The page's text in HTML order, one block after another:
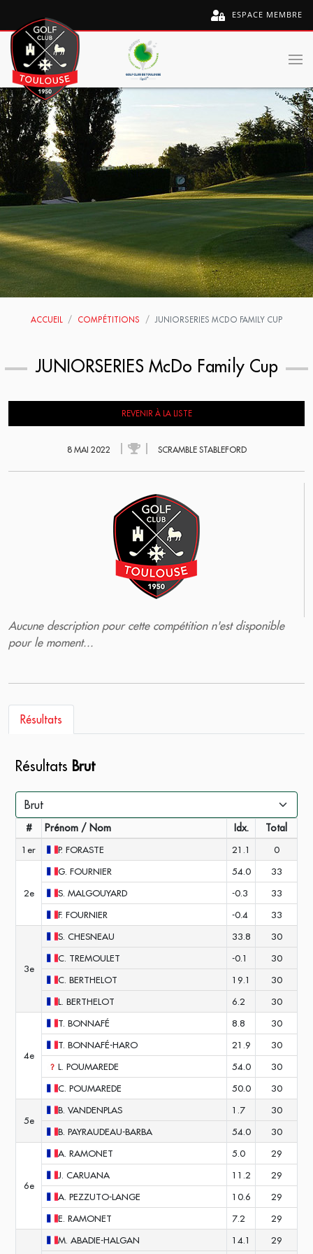
ESPACE MEMBRE
ACCUEIL COMPÉTITIONS JUNIORSERIES MCDO FAMILY CUP
JUNIORSERIES McDo Family Cup
REVENIR À LA LISTE
8 MAI 2022 SCRAMBLE STABLEFORD
Aucune description pour cette compétition n'est disponible
pour le moment...
Résultats
Résultats Brut
# Prénom / Nom Idx. Total
1er P. FORASTE 21.1 0
2e
G. FOURNIER 54.0
33
S. MALGOUYARD -0.3
33
F. FOURNIER -0.4 33
3e
S. CHESNEAU 33.8
30
C. TREMOULET -0.1
30
C. BERTHELOT 19.1
30
L. BERTHELOT 6.2 30
4e
T. BONNAFÉ 8.8
30
T. BONNAFÉ-HARO 21.9
30
L. POUMAREDE 54.0
30
C. POUMAREDE 50.0 30
5e
B. VANDENPLAS 1.7
30
B. PAYRAUDEAU-BARBA 54.0 30
6e
A. RAMONET 5.0
29
J. CARUANA 11.2
29
A. PEZZUTO-LANGE 10.6
29
E. RAMONET 7.2
29
M. ABADIE-HALGAN 14.1 29